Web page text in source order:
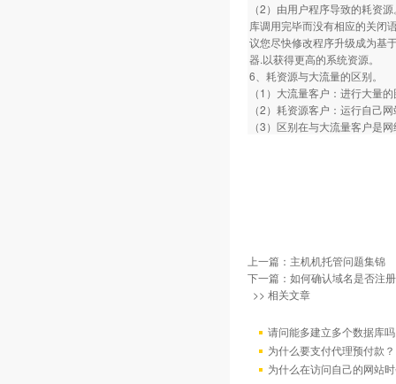
（2）由用户程序导致的耗资
库调用完毕而没有相应的关闭
议您尽快修改程序升级成为基
器.以获得更高的系统资源。
6、耗资源与大流量的区别。
（1）大流量客户：进行大量
（2）耗资源客户：运行自己
（3）区别在与大流量客户是
上一篇： 主机机托管问题集锦
下一篇： 如何确认域名是否注
>> 相关文章
请问能多建立多个数据库
为什么要支付代理预付款？
为什么在访问自己的网站